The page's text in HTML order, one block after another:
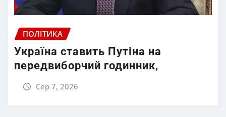
ПОЛІТИКА
Україна ставить Путіна на
передвиборчий годинник,
Сер 7, 2026